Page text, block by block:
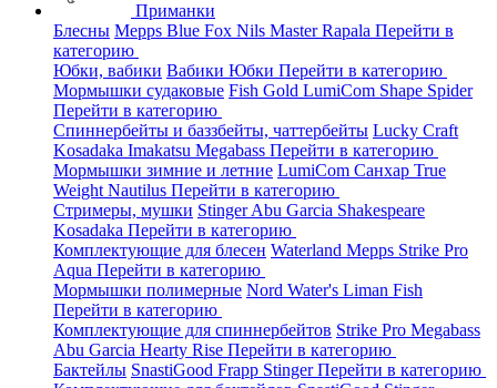
Приманки
Блесны Mepps Blue Fox Nils MasterRapala Перейти в
категорию
Юбки, вабики Вабики Юбки Перейти в категорию
Мормышки судаковые Fish Gold LumiCom Shape Spider
Перейти в категорию
Спиннербейты и баззбейты, чаттербейты Lucky Craft
Kosadaka Imakatsu Megabass Перейти в категорию
Мормышки зимние и летние LumiCom Санхар True
Weight Nautilus Перейти в категорию
Стримеры, мушки StingerAbu Garcia Shakespeare
Kosadaka Перейти в категорию
Комплектующие для блесен Waterland Mepps Strike Pro
Aqua Перейти в категорию
Мормышки полимерные Nord Water's Liman Fish
Перейти в категорию
Комплектующие для спиннербейтов Strike Pro Megabass
Abu Garcia Hearty Rise Перейти в категорию
Бактейлы SnastiGood Frapp StingerПерейти в категорию